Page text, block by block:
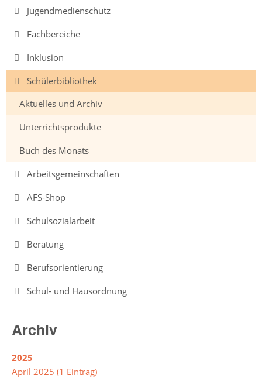
8
Jahrgang
Jahrgang
10
Intensivklasse
Elternvertretung
Förderverein
arbeiten
Jugendmedienschutz
Fachbereiche
Inklusion
Schülerbibliothek
Aktuelles und Archiv
Unterrichtsprodukte
Buch des Monats
Arbeitsgemeinschaften
AFS-Shop
Schulsozialarbeit
Beratung
Berufsorientierung
Schul- und Hausordnung
Archiv
2025
April 2025 (1 Eintrag)